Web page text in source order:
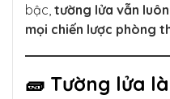
bậc, tường lửa vẫn
mọi chiến lược phòng
🧱 Tường lửa